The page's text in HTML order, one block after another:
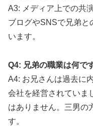
A3: メディア上での共
ブログやSNSで兄弟と
います。
Q4: 兄弟の職業は何で
A4: お兄さんは過去に
会社を経営されていま
はありません。三男の
す。